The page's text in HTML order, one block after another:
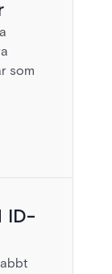
som
ID-